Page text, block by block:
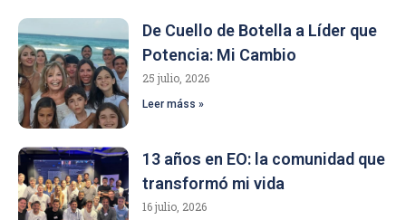
De Cuello de Botella a Líder que
Potencia: Mi Cambio
25 julio, 2026
Leer máss »
13 años en EO: la comunidad que
transformó mi vida
16 julio, 2026